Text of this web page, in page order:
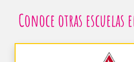
Conoce otras escuelas